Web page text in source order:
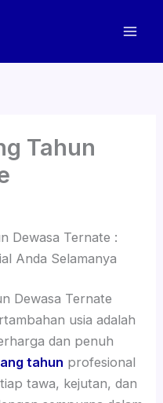
Tahun
Dewasa Ternate :
Anda Selamanya
Dewasa Ternate
usia adalah
dan penuh
tahun profesional
tawa, kejutan, dan